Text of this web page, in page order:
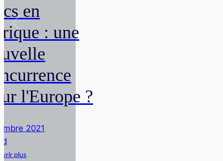
en
: une
l'Europe ?
2021
plus